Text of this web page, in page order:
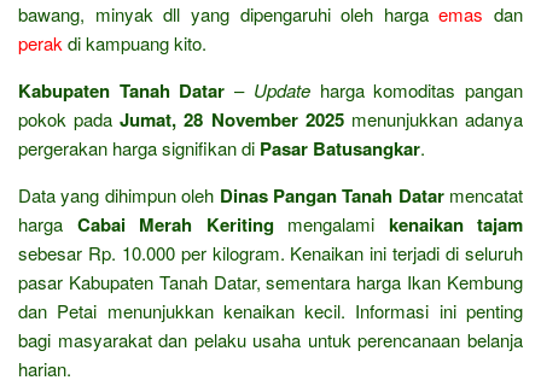
bawang, minyak dll yang dipengaruhi oleh hargaemas dan
perak di kampuang kito.
Kabupaten Tanah Datar – Updateharga komoditas pangan
pokok padaJumat, 28 November 2025menunjukkan adanya
pergerakan harga signifikan di Pasar Batusangkar.
Data yang dihimpun oleh Dinas Pangan Tanah Datarmencatat
harga Cabai Merah Keritingmengalami kenaikan tajam
sebesar Rp. 10.000 per kilogram. Kenaikan ini terjadi di seluruh
pasar Kabupaten Tanah Datar, sementara harga Ikan Kembung
dan Petai menunjukkan kenaikan kecil. Informasi ini penting
bagi masyarakat dan pelaku usaha untuk perencanaan belanja
harian.